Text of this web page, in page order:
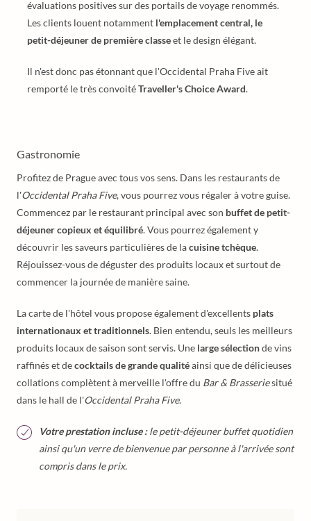
évaluations positives sur des portails de voyage renommés.
Les clients louent notamment l'emplacement central, le
petit-déjeuner de première classeet le design élégant.
Il n'est donc pas étonnant que l'Occidental Praha Five ait
remporté le très convoitéTraveller's Choice Award.
Gastronomie
Profitez de Prague avec tous vos sens. Dans les restaurants de
l'Occidental Praha Five, vous pourrez vous régaler à votre guise.
Commencez par le restaurant principal avec son buffet de petit-
déjeuner copieux et équilibré. Vous pourrez également y
découvrir les saveurs particulières de lacuisine tchèque.
Réjouissez-vous de déguster des produits locaux et surtout de
commencer la journée de manière saine.
La carte de l'hôtel vous propose également d'excellents plats
internationaux et traditionnels. Bien entendu, seuls les meilleurs
produits locaux de saison sont servis. Une large sélectionde vins
raffinés et decocktails de grande qualitéainsi que de délicieuses
collations complètent à merveille l'offre du Bar & Brasseriesitué
dans le hall de l'Occidental Praha Five.
Votre prestation incluse :le petit-déjeuner buffet quotidien
ainsi qu'un verre de bienvenue par personne à l'arrivée sont
compris dans le prix.